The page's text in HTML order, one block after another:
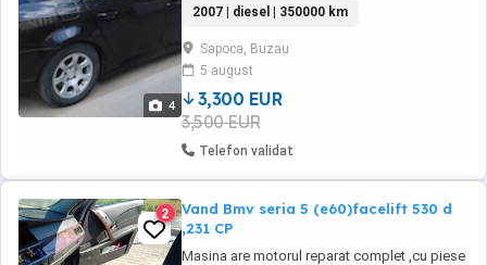
4
2007 | diesel | 350000 km
Sapoca, Buzau
5 august
3,300 EUR
3,500 EUR
Telefon validat
2
Vand Bmv seria 5 (e60)facelift 530 d
,231 CP
Masina are motorul reparat complet ,cu piese